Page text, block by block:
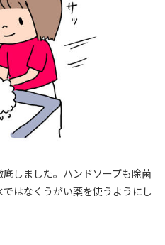
しました。ハンドソープも除菌
はなくうがい薬を使うようにし